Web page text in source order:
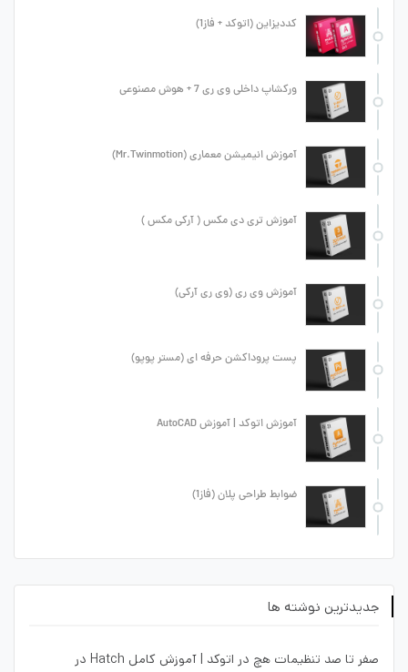
کددیزاین (اتوکد + فاز1)
ورکشاپ داخلی وی ری 7 + هوش مصنوعی
آموزش انیمیشن معماری (Mr.Twinmotion)
آموزش تری دی مکس ( آرکی مکس )
آموزش وی ری (وی ری آرکی)
پست پروداکشن حرفه ای (مستر پوپو)
آموزش اتوکد | آموزش AutoCAD
ضوابط طراحی پلان (فاز1)
جدیدترین نوشته ها
صفر تا صد تنظیمات هچ در اتوکد | آموزش کامل Hatch در